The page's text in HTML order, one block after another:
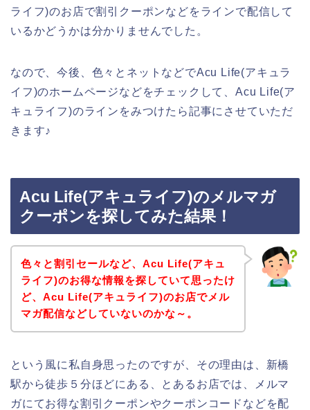
ライフ)のお店で割引クーポンなどをラインで配信して
いるかどうかは分かりませんでした。
なので、今後、色々とネットなどでAcu Life(アキュラ
イフ)のホームページなどをチェックして、Acu Life(ア
キュライフ)のラインをみつけたら記事にさせていただ
きます♪
Acu Life(アキュライフ)のメルマガ
クーポンを探してみた結果！
色々と割引セールなど、Acu Life(アキュ
ライフ)のお得な情報を探していて思ったけ
ど、Acu Life(アキュライフ)のお店でメル
マガ配信などしていないのかな～。
という風に私自身思ったのですが、その理由は、新橋
駅から徒歩５分ほどにある、とあるお店では、メルマ
ガにてお得な割引クーポンやクーポンコードなどを配